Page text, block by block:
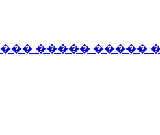
����� �����